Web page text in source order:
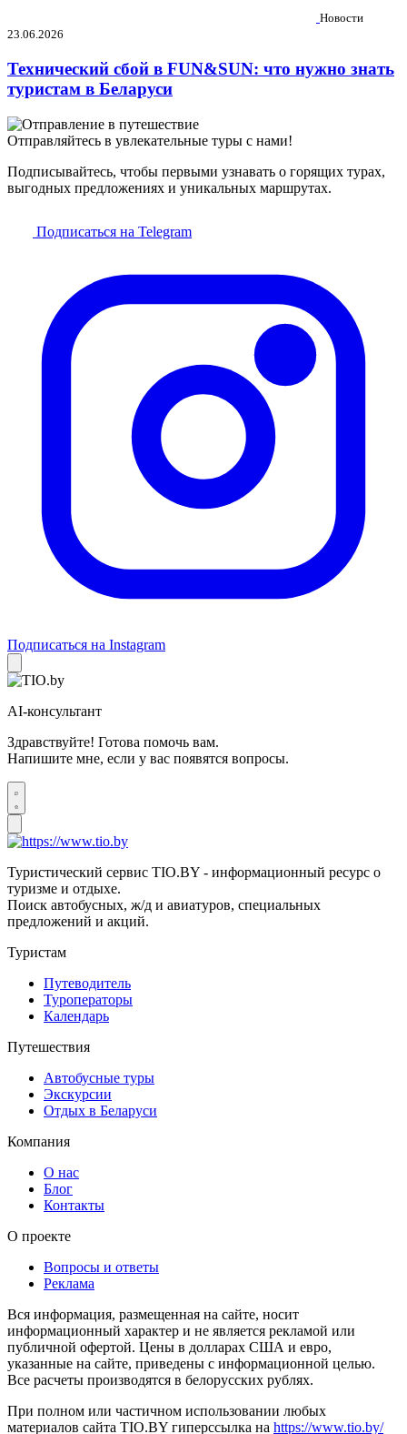
Новости
23.06.2026
Технический сбой в FUN&SUN: что нужно знать
туристам в Беларуси
Отправляйтесь в увлекательные туры с нами!
Подписывайтесь, чтобы первыми узнавать о горящих турах,
выгодных предложениях и уникальных маршрутах.
Подписаться на Telegram
Подписаться на Instagram
AI-консультант
Здравствуйте! Готова помочь вам.
Напишите мне, если у вас появятся вопросы.
Туристический сервис TIO.BY - информационный ресурс о
туризме и отдыхе.
Поиск автобусных, ж/д и авиатуров, специальных
предложений и акций.
Туристам
Путеводитель
Туроператоры
Календарь
Путешествия
Автобусные туры
Экскурсии
Отдых в Беларуси
Компания
О нас
Блог
Контакты
О проекте
Вопросы и ответы
Реклама
Вся информация, размещенная на сайте, носит
информационный характер и не является рекламой или
публичной офертой. Цены в долларах США и евро,
указанные на сайте, приведены с информационной целью.
Все расчеты производятся в белорусских рублях.
При полном или частичном использовании любых
материалов сайта TIO.BY гиперссылка на https://www.tio.by/